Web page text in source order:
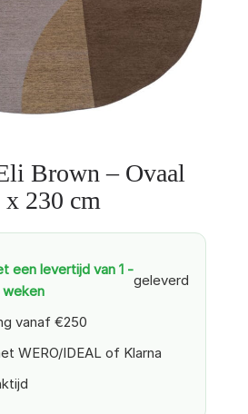
Brown – Ovaal
x 230 cm
een levertijd van 1 -
weken
geleverd
vanaf €250
WERO/IDEAL of Klarna